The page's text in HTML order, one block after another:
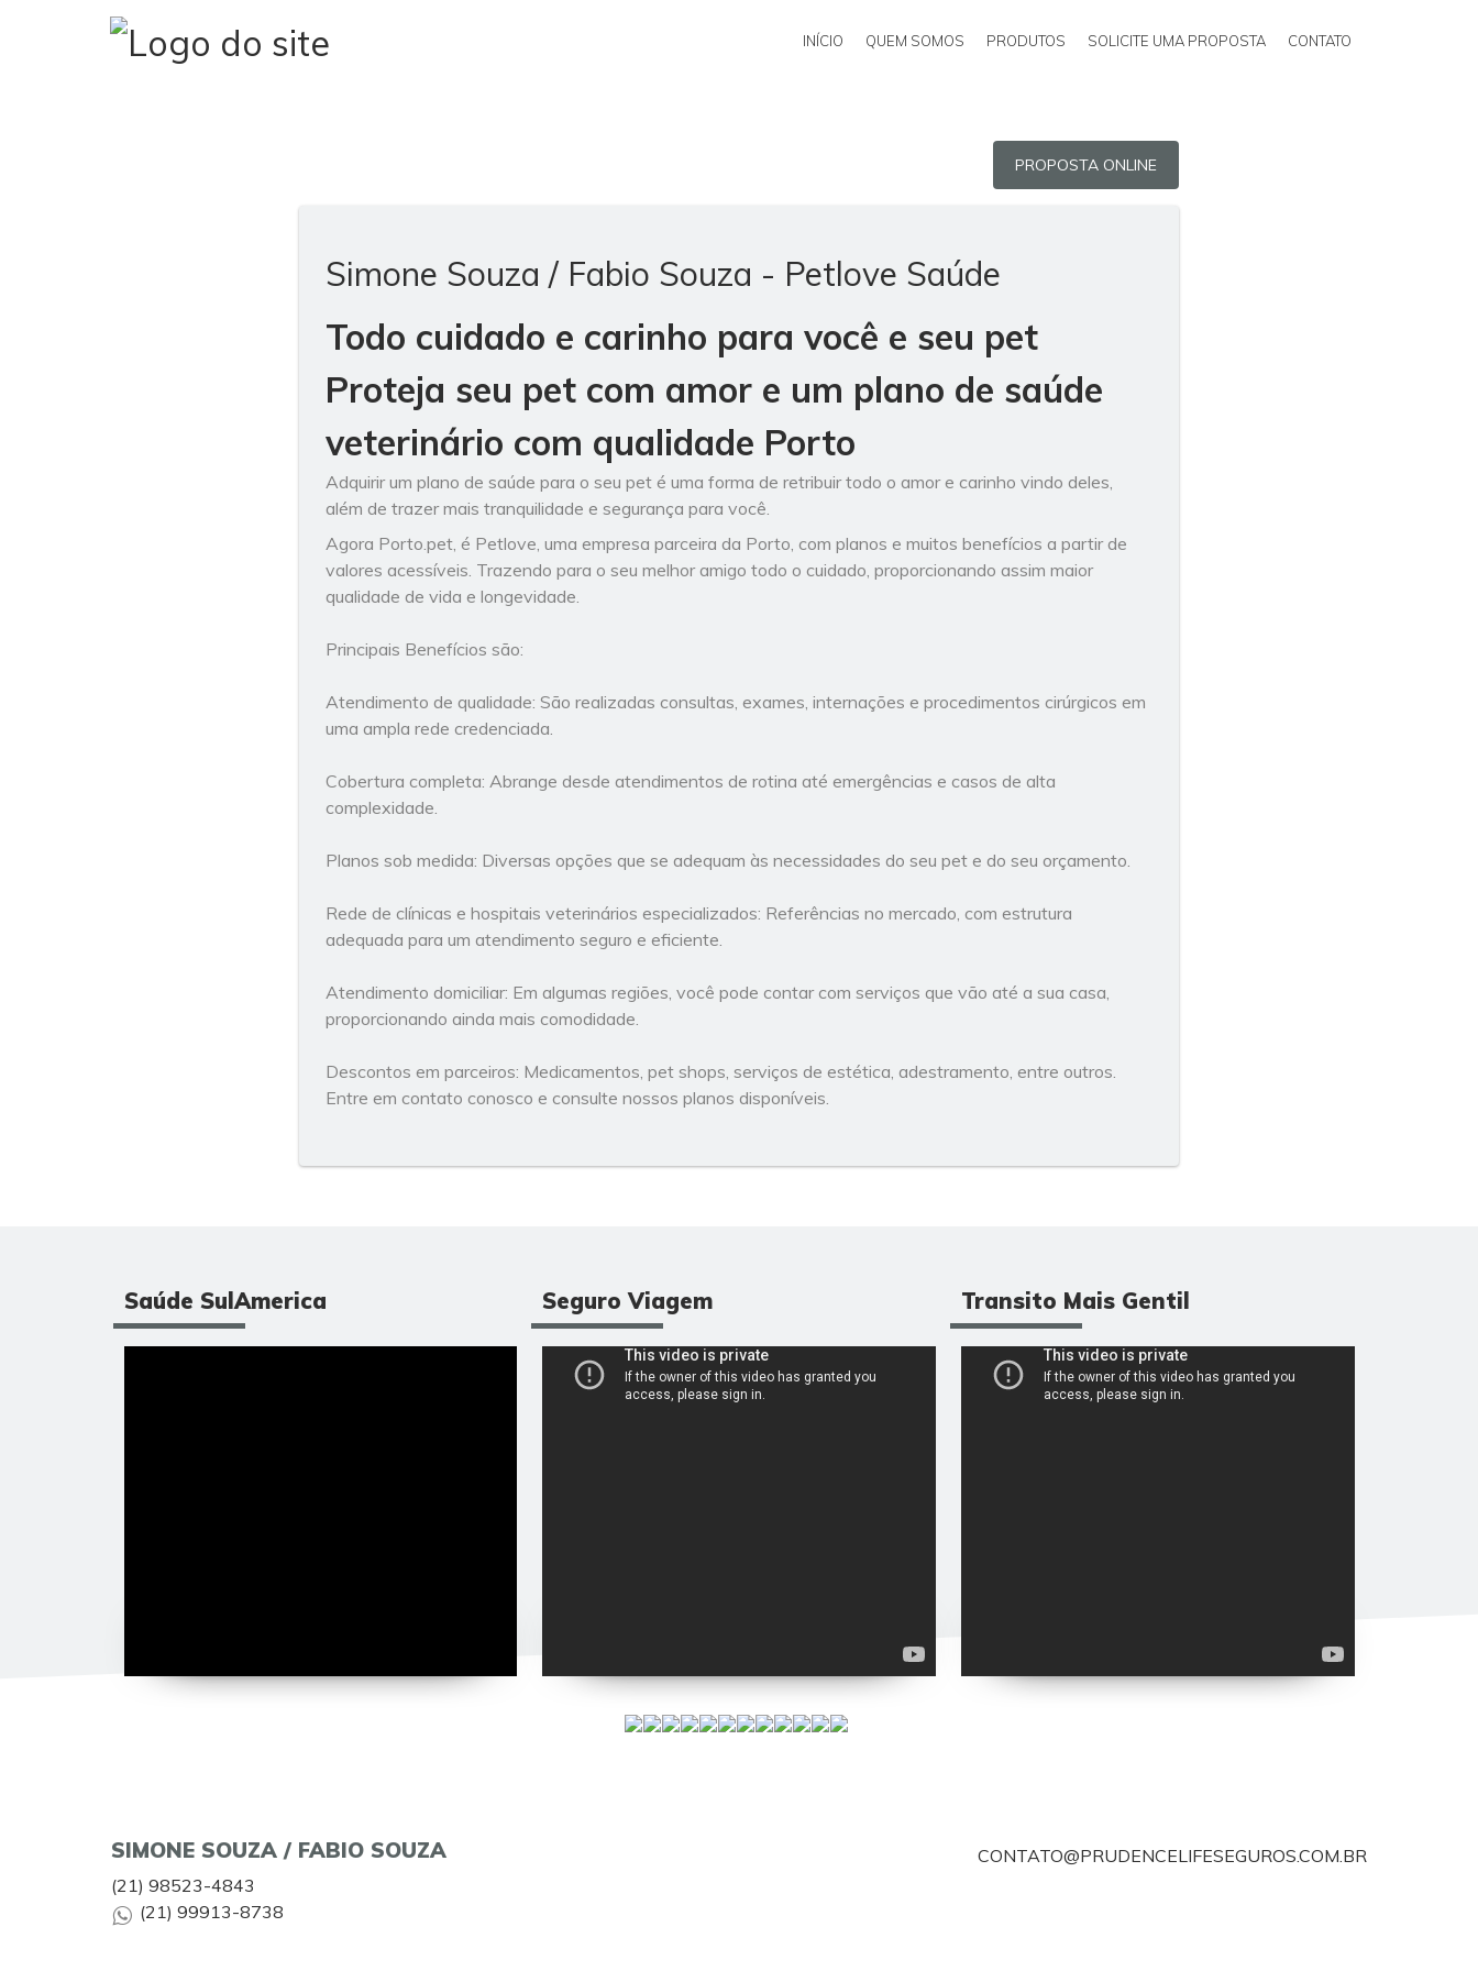
INÍCIO QUEM SOMOS PRODUTOS SOLICITE UMA PROPOSTA CONTATO
PROPOSTA ONLINE
Simone Souza / Fabio Souza - Petlove Saúde
Todo cuidado e carinho para você e seu pet
Proteja seu pet com amor e um plano de saúde
veterinário com qualidade Porto
Adquirir um plano de saúde para o seu pet é uma forma de retribuir todo o amor e carinho vindo deles,
além de trazer mais tranquilidade e segurança para você.
Agora Porto.pet, é Petlove, uma empresa parceira da Porto, com planos e muitos benefícios a partir de
valores acessíveis. Trazendo para o seu melhor amigo todo o cuidado, proporcionando assim maior
qualidade de vida e longevidade.
Principais Benefícios são:
Atendimento de qualidade: São realizadas consultas, exames, internações e procedimentos cirúrgicos em
uma ampla rede credenciada.
Cobertura completa: Abrange desde atendimentos de rotina até emergências e casos de alta
complexidade.
Planos sob medida: Diversas opções que se adequam às necessidades do seu pet e do seu orçamento.
Rede de clínicas e hospitais veterinários especializados: Referências no mercado, com estrutura
adequada para um atendimento seguro e eficiente.
Atendimento domiciliar: Em algumas regiões, você pode contar com serviços que vão até a sua casa,
proporcionando ainda mais comodidade.
Descontos em parceiros: Medicamentos, pet shops, serviços de estética, adestramento, entre outros.
Entre em contato conosco e consulte nossos planos disponíveis.
Saúde SulAmerica Seguro Viagem Transito Mais Gentil
SIMONE SOUZA / FABIO SOUZA
(21) 98523-4843
(21) 99913-8738
CONTATO@PRUDENCELIFESEGUROS.COM.BR